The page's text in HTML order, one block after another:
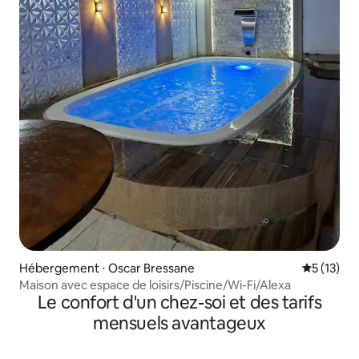
Hébergement ⋅ Oscar Bressane
5 (13)
Maison avec espace de loisirs/Piscine/Wi-Fi/Alexa
Le confort d'un chez-soi et des tarifs
mensuels avantageux